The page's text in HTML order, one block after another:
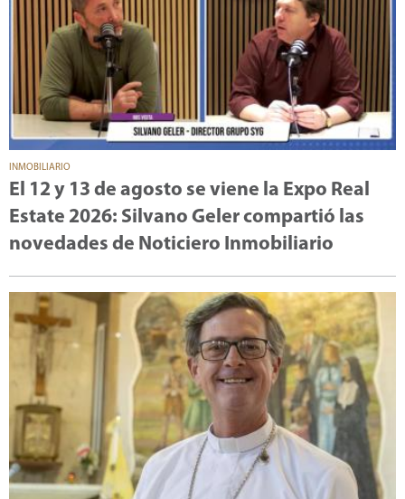
INMOBILIARIO
El 12 y 13 de agosto se viene la Expo Real
Estate 2026: Silvano Geler compartió las
novedades de Noticiero Inmobiliario